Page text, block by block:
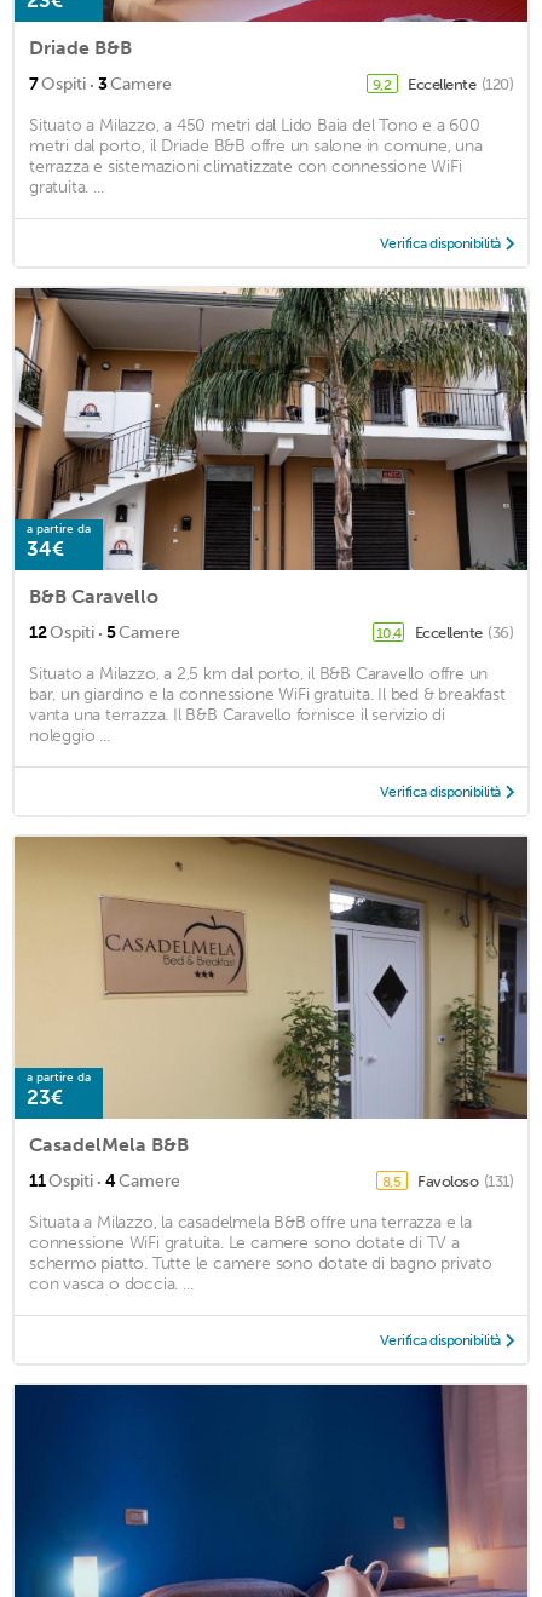
Driade B&B
7Ospiti · 3Camere 9,2 Eccellente (120)
Situato a Milazzo, a 450 metri dal Lido Baia del Tono e a 600
metri dal porto, il Driade B&B offre un salone in comune, una
terrazza e sistemazioni climatizzate con connessione WiFi
gratuita. ...
Verifica disponibilità
a partire da
34€
B&B Caravello
12Ospiti · 5Camere 10,4 Eccellente (36)
Situato a Milazzo, a 2,5 km dal porto, il B&B Caravello offre un
bar, un giardino e la connessione WiFi gratuita. Il bed & breakfast
vanta una terrazza. Il B&B Caravello fornisce il servizio di
noleggio ...
Verifica disponibilità
a partire da
23€
CasadelMela B&B
11Ospiti · 4Camere 8,5 Favoloso (131)
Situata a Milazzo, la casadelmela B&B offre una terrazza e la
connessione WiFi gratuita. Le camere sono dotate di TV a
schermo piatto. Tutte le camere sono dotate di bagno privato
con vasca o doccia. ...
Verifica disponibilità